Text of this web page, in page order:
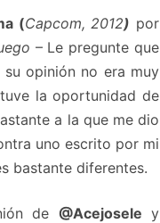
(Capcom, 2012) por
– Le pregunte que
opinión no era muy
la oportunidad de
a la que me dio
uno escrito por mi
bastante diferentes.
de @Acejosele y